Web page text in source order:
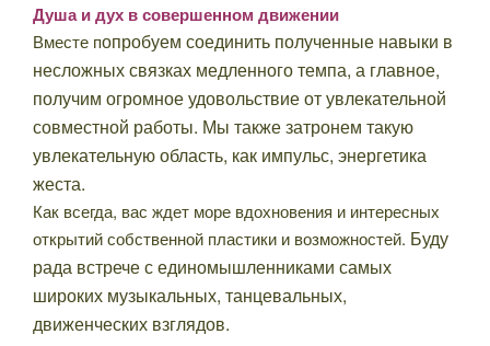
Душа и дух в совершенном движении
Вместе попробуем соединить полученные навыки в
несложных связках медленного темпа, а главное,
получим огромное удовольствие от увлекательной
совместной работы. Мы также затронем такую
увлекательную область, как импульс, энергетика
жеста.
Как всегда, вас ждет море вдохновения и интересных
открытий собственной пластики и возможностей. Буду
рада встрече с единомышленниками самых
широких музыкальных, танцевальных,
движенческих взглядов.